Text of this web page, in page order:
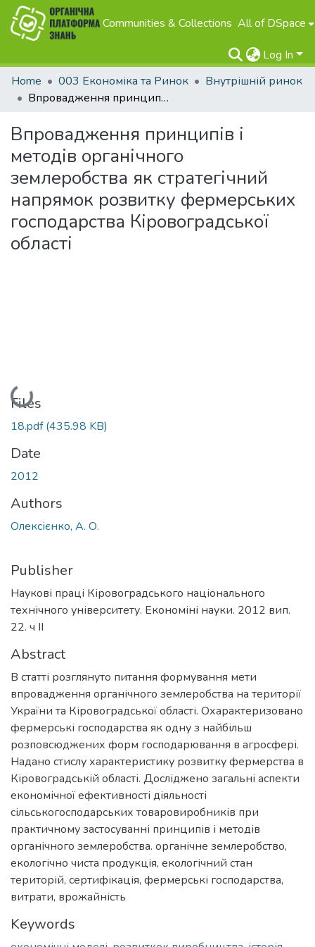
Communities & Collections All of DSpace
Log In
Home
003 Економіка та Ринок
Внутрішній ринок
Впровадження принципів і методів органічного землеробства як стратегічний напрямок розвитку фермерських господарства Кіровоградської області
Впровадження принципів і
методів органічного
землеробства як стратегічний
напрямок розвитку фермерських
господарства Кіровоградської
області
Loading...
Files
18.pdf(435.98 KB)
Date
2012
Authors
Олексієнко, А. О.
Publisher
Наукові праці Кіровоградського національного
технічного університету. Економіні науки. 2012 вип.
22. ч ІІ
Abstract
В статті розглянуто питання формування мети
впровадження органічного землеробства на території
України та Кіровоградської області. Охарактеризовано
фермерські господарства як одну з найбільш
розповсюджених форм господарювання в агросфері.
Надано стислу характеристику розвитку фермерства в
Кіровоградській області. Досліджено загальні аспекти
економічної ефективності діяльності
сільськогосподарських товаровиробників при
практичному застосуванні принципів і методів
органічного землеробства. органічне землеробство,
екологічно чиста продукція, екологічний стан
територій, сертифікація, фермерські господарства,
витрати, врожайність
Keywords